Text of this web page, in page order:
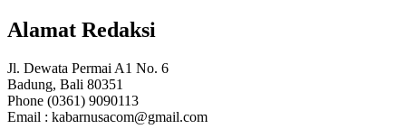
Alamat Redaksi
Jl. Dewata Permai A1 No. 6
Badung, Bali 80351
Phone (0361) 9090113
Email : kabarnusacom@gmail.com